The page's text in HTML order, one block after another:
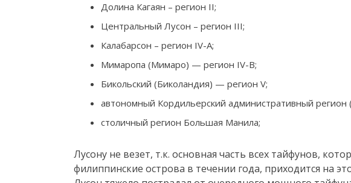
Долина Кагаян – регион II;
Центральный Лусон – регион III;
Калабарсон – регион IV-A;
Мимаропа (Мимаро) — регион IV-B;
Бикольский (Биколандия) — регион V;
автономный Кордильерский административный регион
столичный регион Большая Манила;
Лусону не везет, т.к. основная часть всех тайфунов,
филиппинские острова в течении года, приходится на